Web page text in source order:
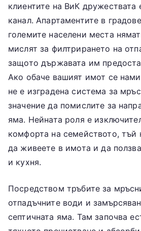
клиентите на ВиК дружествата
канал. Апартаментите в
големите населени места
мислят за филтрирането на
защото държавата им
Ако обаче вашият имот се
не е изградена система за
значение да помислите за
яма. Нейната роля е
комфорта на семейството, тъй
да живеете в имота и да
и кухня.
Посредством тръбите за
отпадъчните води и
септичната яма. Там започва